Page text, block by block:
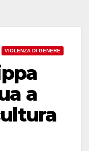
VIOLENZA DI GENERE
a